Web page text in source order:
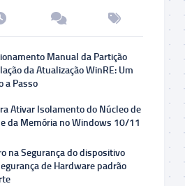
Manual da Partição
da Atualização WinRE: Um
a Passo
Ativar Isolamento do Núcleo de
da Memória no Windows 10/11
na Segurança do dispositivo
de Hardware padrão